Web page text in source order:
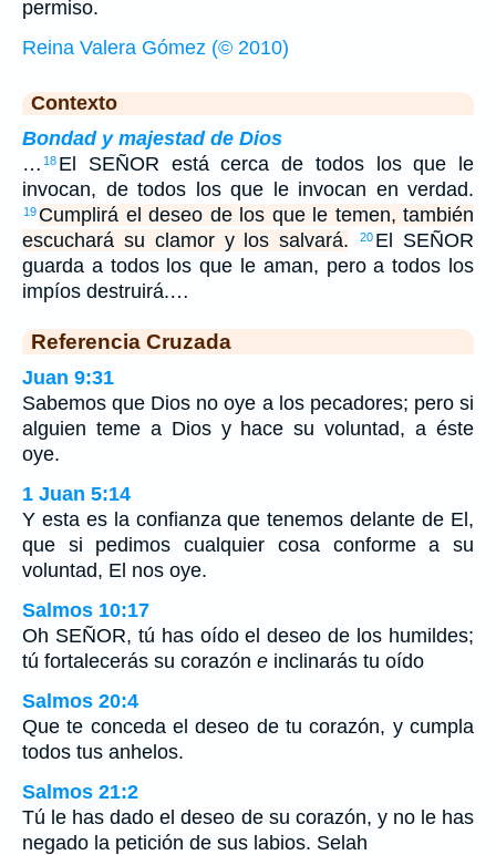
permiso.
Reina Valera Gómez (© 2010)
Contexto
Bondad y majestad de Dios
… 18 El SEÑOR está cerca de todos los que le
invocan, de todos los que le invocan en verdad.
19 Cumplirá el deseo de los que le temen, también
escuchará su clamor y los salvará.
20 El SEÑOR
guarda a todos los que le aman, pero a todos los
impíos destruirá.…
Referencia Cruzada
Juan 9:31
Sabemos que Dios no oye a los pecadores; pero si
alguien teme a Dios y hace su voluntad, a éste
oye.
1 Juan 5:14
Y esta es la confianza que tenemos delante de El,
que si pedimos cualquier cosa conforme a su
voluntad, El nos oye.
Salmos 10:17
Oh SEÑOR, tú has oído el deseo de los humildes;
tú fortalecerás su corazón e inclinarás tu oído
Salmos 20:4
Que te conceda el deseo de tu corazón, y cumpla
todos tus anhelos.
Salmos 21:2
Tú le has dado el deseo de su corazón, y no le has
negado la petición de sus labios. Selah